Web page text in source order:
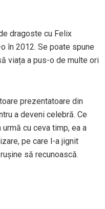
dragoste cu Felix
în 2012. Se poate spune
viața a pus-o de multe ori
prezentatoare din
a deveni celebră. Ce
cu ceva timp, ea a
pe care l-a jignit
să recunoască.